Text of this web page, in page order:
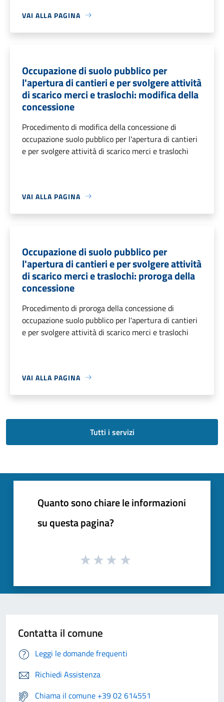
VAI ALLA PAGINA
Occupazione di suolo pubblico per
l'apertura di cantieri e per svolgere attività
di scarico merci e traslochi: modifica della
concessione
Procedimento di modifica della concessione di
occupazione suolo pubblico per l'apertura di cantieri
e per svolgere attività di scarico merci e traslochi
VAI ALLA PAGINA
Occupazione di suolo pubblico per
l'apertura di cantieri e per svolgere attività
di scarico merci e traslochi: proroga della
concessione
Procedimento di proroga della concessione di
occupazione suolo pubblico per l'apertura di cantieri
e per svolgere attività di scarico merci e traslochi
VAI ALLA PAGINA
Tutti i servizi
Quanto sono chiare le informazioni
su questa pagina?
Contatta il comune
Leggi le domande frequenti
Richiedi Assistenza
Chiama il comune +39 02 614551